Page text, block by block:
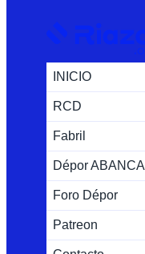
INICIO
RCD
Fabril
Dépor ABANCA
Foro Dépor
Patreon